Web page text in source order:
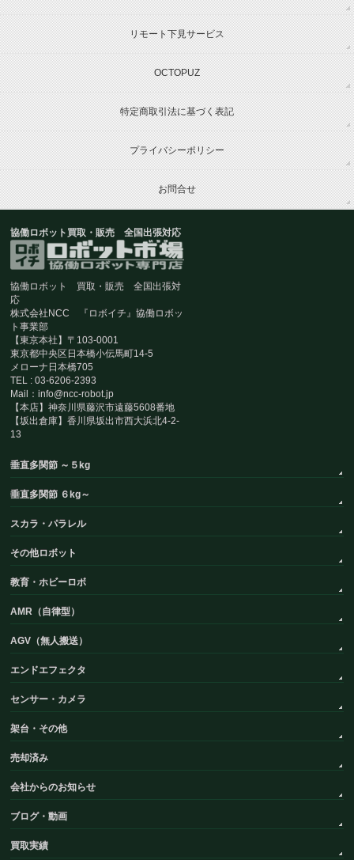
リモート下見サービス
OCTOPUZ
特定商取引法に基づく表記
プライバシーポリシー
お問合せ
協働ロボット買取・販売 全国出張対応
協働ロボット 買取・販売 全国出張対
応
株式会社NCC 『ロボイチ』協働ロボッ
ト事業部
【東京本社】〒103-0001
東京都中央区日本橋小伝馬町14-5
メローナ日本橋705
TEL : 03-6206-2393
Mail：info@ncc-robot.jp
【本店】神奈川県藤沢市遠藤5608番地
【坂出倉庫】香川県坂出市西大浜北4-2-
13
垂直多関節 ～５kg
垂直多関節 ６kg～
スカラ・パラレル
その他ロボット
教育・ホビーロボ
AMR（自律型）
AGV（無人搬送）
エンドエフェクタ
センサー・カメラ
架台・その他
売却済み
会社からのお知らせ
ブログ・動画
買取実績